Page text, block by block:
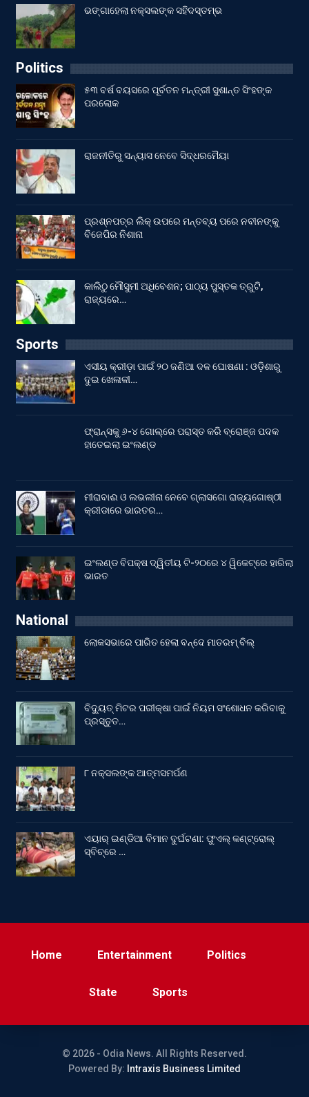
ଭଙ୍ଗାହେଲା ନକ୍ସଲଙ୍କ ସହିଦସ୍ତମ୍ଭ
Politics
୫୩ ବର୍ଷ ବୟସରେ ପୂର୍ବତନ ମନ୍ତ୍ରୀ ସୁଶାନ୍ତ ସିଂହଙ୍କ
ପରଲୋକ
ରାଜନୀତିରୁ ସନ୍ୟାସ ନେବେ ସିଦ୍ଧରମୈୟା
ପ୍ରଶ୍ନପତ୍ର ଲିକ୍ ଉପରେ ମନ୍ତବ୍ୟ ପରେ ନବୀନଙ୍କୁ
ବିଜେପିର ନିଶାନା
କାଲିଠୁ ମୌସୁମୀ ଅଧିବେଶନ; ପାଠ୍ୟ ପୁସ୍ତକ ତ୍ରୁଟି,
ରାଜ୍ୟରେ…
Sports
ଏସୀୟ କ୍ରୀଡ଼ା ପାଇଁ ୨୦ ଜଣିଆ ଦଳ ଘୋଷଣା : ଓଡ଼ିଶାରୁ
ଦୁଇ ଖେଳାଳୀ…
ଫ୍ରାନ୍ସକୁ ୬-୪ ଗୋଲ୍‌ରେ ପରାସ୍ତ କରି ବ୍ରୋଞ୍ଜ ପଦକ
ହାତେଇଲା ଇଂଲଣ୍ଡ
ମୀରାବାଈ ଓ ଲଭଲୀନା ନେବେ ଗ୍ଲାସଗୋ ରାଜ୍ୟଗୋଷ୍ଠୀ
କ୍ରୀଡାରେ ଭାରତର…
ଇଂଲଣ୍ଡ ବିପକ୍ଷ ଦ୍ୱିତୀୟ ଟି-୨୦ରେ ୪ ୱିକେଟ୍‌ରେ ହାରିଲା
ଭାରତ
National
ଲୋକସଭାରେ ପାରିତ ହେଲା ବନ୍ଦେ ମାତରମ୍‌ ବିଲ୍‌
ବିଦ୍ୟୁତ୍ ମିଟର ପରୀକ୍ଷା ପାଇଁ ନିୟମ ସଂଶୋଧନ କରିବାକୁ
ପ୍ରସ୍ତୁତ…
୮ ନକ୍ସଲଙ୍କ ଆତ୍ମସମର୍ପଣ
ଏୟାର୍ ଇଣ୍ଡିଆ ବିମାନ ଦୁର୍ଘଟଣା: ଫୁଏଲ୍‌ କଣ୍ଟ୍ରୋଲ୍‌
ସ୍ବିଚ୍‌ରେ …
Home Entertainment Politics
State Sports
© 2026 - Odia News. All Rights Reserved.
Powered By: Intraxis Business Limited